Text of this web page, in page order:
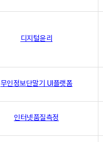
디지털윤리
무인정보단말기 UI플랫폼
인터넷품질측정